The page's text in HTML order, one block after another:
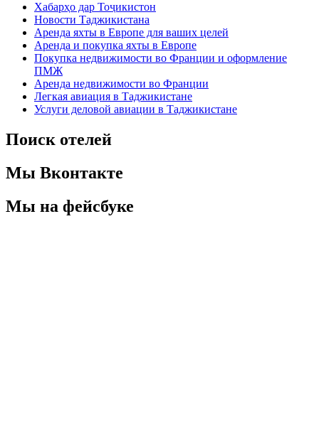
Хабарҳо дар Тоҷикистон
Новости Таджикистана
Аренда яхты в Европе для ваших целей
Аренда и покупка яхты в Европе
Покупка недвижимости во Франции и оформление
ПМЖ
Аренда недвижимости во Франции
Легкая авиация в Таджикистане
Услуги деловой авиации в Таджикистане
Поиск отелей
Мы Вконтакте
Мы на фейсбуке